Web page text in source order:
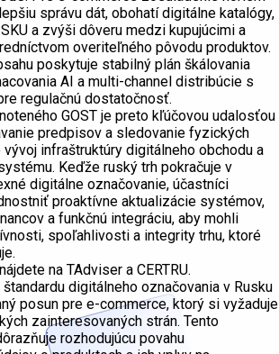
správu dát, obohatí digitálne katalógy,
a zvýši dôveru medzi kupujúcimi a
overiteľného pôvodu produktov.
poskytuje stabilný plán škálovania
AI a multi-channel distribúcie s
regulačnú dostatočnosť.
GOST je preto kľúčovou udalosťou
predpisov a sledovanie fyzických
vývoj infraštruktúry digitálneho obchodu a
Keďže ruský trh pokračuje v
digitálne označovanie, účastníci
proaktívne aktualizácie systémov,
a funkčnú integráciu, aby mohli
spoľahlivosti a integrity trhu, ktoré
na TAdviser a CERTRU.
digitálneho označovania v Rusku
posun pre e-commerce, ktorý si vyžaduje
zainteresovaných strán. Tento
rozhodujúcu povahu